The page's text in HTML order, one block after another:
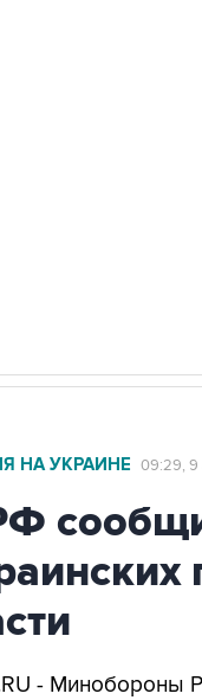
НА УКРАИНЕ 09:29, 9
-